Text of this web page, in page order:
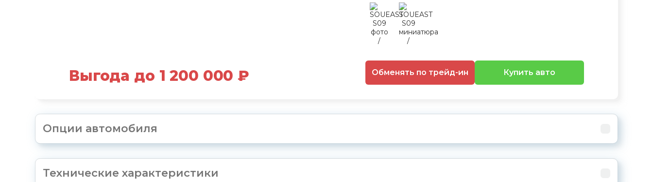
Выгода до 1 200 000 ₽ Обменять по трейд-ин Купить авто
Опции автомобиля
Технические характеристики